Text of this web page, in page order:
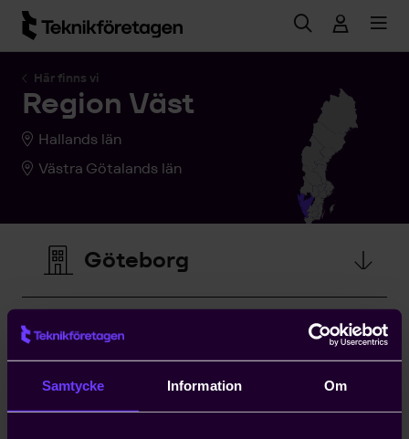
Samtycke Information Om
Hoppa till huvudinnehåll
Här finns vi
Region Väst
Hallands län
Västra Götalands län
Göteborg
Arbetsgivargrupper
Regionstyrelse